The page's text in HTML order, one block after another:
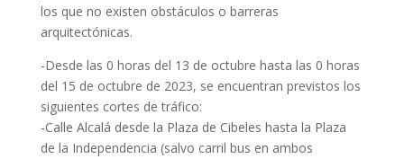
los que no existen obstáculos o barreras
arquitectónicas.
-Desde las 0 horas del 13 de octubre hasta las 0 horas
del 15 de octubre de 2023, se encuentran previstos los
siguientes cortes de tráfico:
-Calle Alcalá desde la Plaza de Cibeles hasta la Plaza
de la Independencia (salvo carril bus en ambos